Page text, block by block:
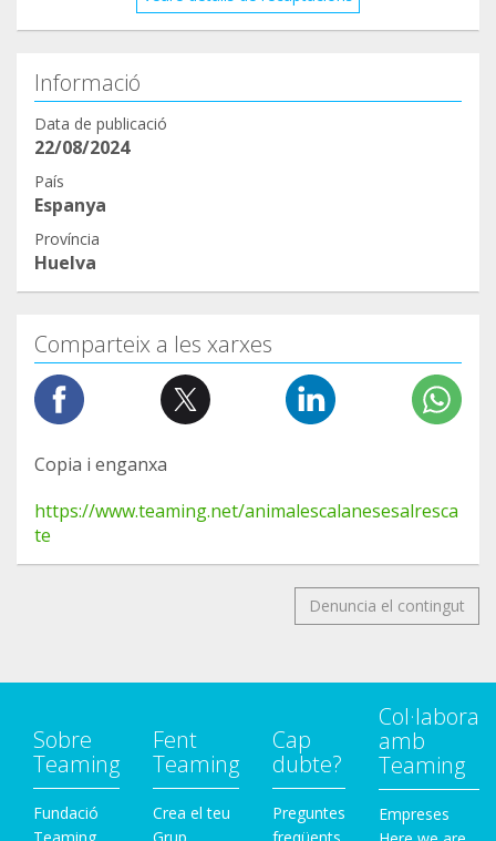
Informació
Data de publicació
22/08/2024
País
Espanya
Província
Huelva
Comparteix a les xarxes
Copia i enganxa
https://www.teaming.net/animalescalanesesalresca
te
Denuncia el contingut
Sobre
Teaming
Fundació
Fent
Teaming
Crea el teu
Cap
dubte?
Preguntes
Col·labora
amb
Teaming
Empreses